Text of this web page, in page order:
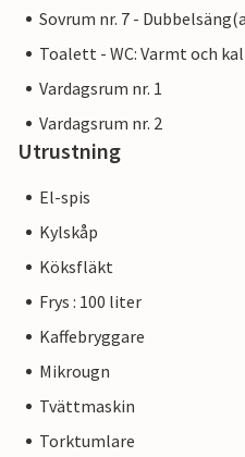
Sovrum nr. 7 -
Toalett - WC: Varmt och
Vardagsrum nr. 1
Vardagsrum nr. 2
Utrustning
El-spis
Kylskåp
Köksfläkt
Frys : 100 liter
Kaffebryggare
Mikrougn
Tvättmaskin
Torktumlare